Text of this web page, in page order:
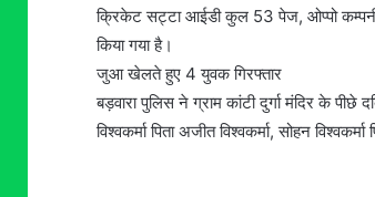
क्रिकेट सट्टा आईडी कुल 53 पेज, ओप्पो
किया गया है।
जुआ खेलते हुए 4 युवक गिरफ्तार
बड़वारा पुलिस ने ग्राम कांटी दुर्गा मंदिर के
विश्वकर्मा पिता अजीत विश्वकर्मा, सोहन